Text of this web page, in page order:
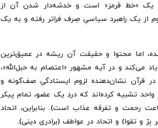
یک «خط قرمز» است و خدشه‌دار شدن آن از
از یک راهبرد سیاسیِ صِرف فراتر رفته و به یک
اما محتوا و حقیقت آن ریشه در عمیق‌ترین
می‌کند و در آیه مشهور «اعتصام به حبل‌الله»،
قرآن نشان‌دهنده لزوم ایستادگیِ صف‌گونه و
تشبیه کرده‌اند که دردِ یک عضو، تمام پیکر
رحمت و تفرقه عذاب است). بنابراین، اتحاد
و تقوا) و اتحاد در عواطف (برادری دینی).